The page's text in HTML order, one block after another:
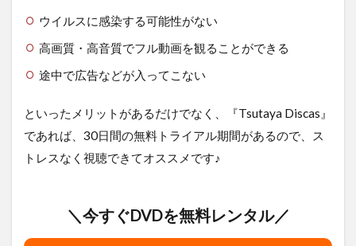
ウイルスに感染する可能性がない
高画質・高音質でフル動画を観ることができる
途中で広告などが入ってこない
といったメリットがあるだけでなく、『Tsutaya Discas』
であれば、30日間の無料トライアル期間があるので、ス
トレスなく視聴できてオススメです♪
＼今すぐDVDを無料レンタル／